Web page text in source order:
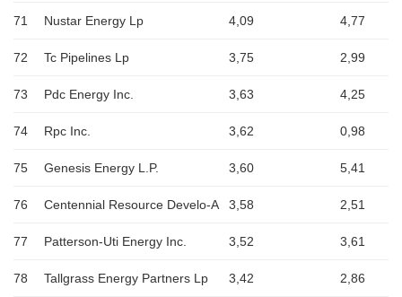
71 Nustar Energy Lp 4,09 4,77
72 Tc Pipelines Lp 3,75 2,99
73 Pdc Energy Inc. 3,63 4,25
74 Rpc Inc. 3,62 0,98
75 Genesis Energy L.P. 3,60 5,41
76 Centennial Resource Develo-A 3,58 2,51
77 Patterson-Uti Energy Inc. 3,52 3,61
78 Tallgrass Energy Partners Lp 3,42 2,86